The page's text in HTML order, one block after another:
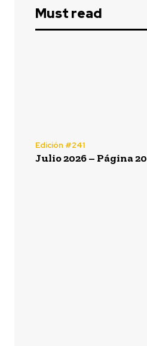
Must read
Edición #241
Julio 2026 – Página 20